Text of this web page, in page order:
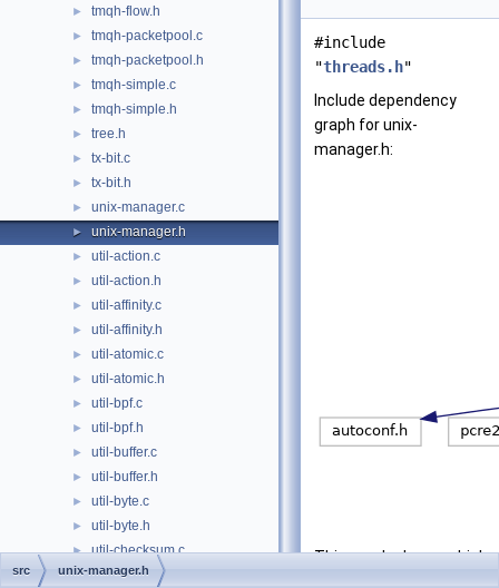
► tmqh-flow.h
► tmqh-packetpool.c
► tmqh-packetpool.h
► tmqh-simple.c
► tmqh-simple.h
► tree.h
► tx-bit.c
► tx-bit.h
► unix-manager.c
► unix-manager.h
► util-action.c
► util-action.h
► util-affinity.c
► util-affinity.h
► util-atomic.c
► util-atomic.h
► util-bpf.c
► util-bpf.h
► util-buffer.c
► util-buffer.h
► util-byte.c
► util-byte.h
► util-checksum.c
► util-checksum.h
#include
"threads.h"
Include dependency
graph for unix-
manager.h:
This graph shows which
src unix-manager.h